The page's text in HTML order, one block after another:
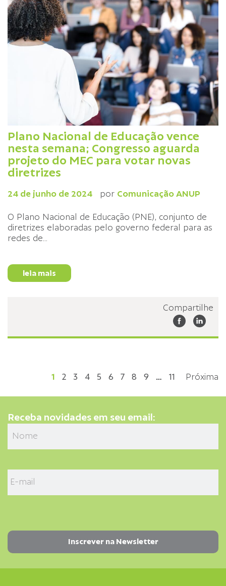
Plano Nacional de Educação vence
nesta semana; Congresso aguarda
projeto do MEC para votar novas
diretrizes
24 de junho de 2024 por Comunicação ANUP
O Plano Nacional de Educação (PNE), conjunto de
diretrizes elaboradas pelo governo federal para as
redes de
leia mais
Compartilhe
1 2 3 4 5 6 7 8 9 … 11 Próxima
Receba novidades em seu email: